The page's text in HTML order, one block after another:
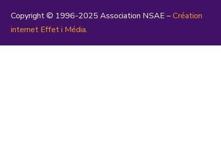
Copyright © 1996-2025 Association NSAE –Création
internet Effet i Média.